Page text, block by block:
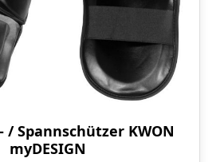
/ Spannschützer KWON
myDESIGN